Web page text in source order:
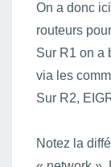
On a donc
routeurs pour
Sur R1 on a
via les
Sur R2,
Notez la